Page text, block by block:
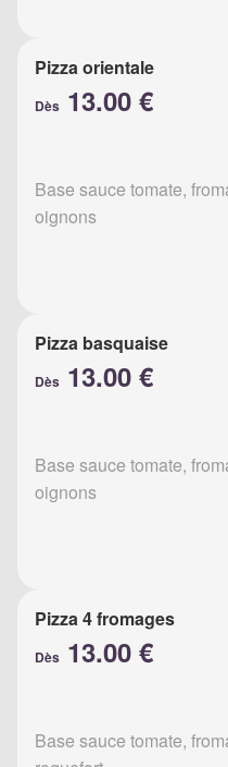
Pizza orientale
Dès 13.00 €
Base sauce tomate,
oignons
Pizza basquaise
Dès 13.00 €
Base sauce tomate,
oignons
Pizza 4 fromages
Dès 13.00 €
Base sauce tomate,